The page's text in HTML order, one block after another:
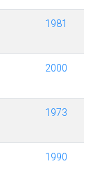
1981
2000
1973
1990